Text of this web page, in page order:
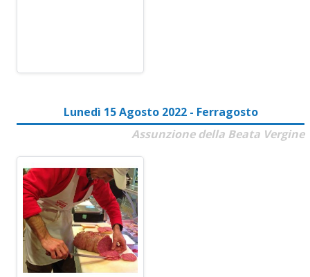
Lunedì 15 Agosto 2022 - Ferragosto
Assunzione della Beata Vergine